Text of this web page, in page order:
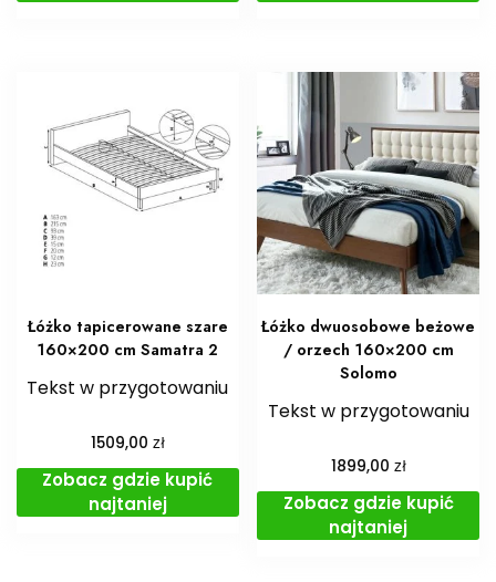
Łóżko tapicerowane szare
160×200 cm Samatra 2
Tekst w przygotowaniu
1509,00 zł
Zobacz gdzie kupić
najtaniej
Łóżko dwuosobowe beżowe
/ orzech 160×200 cm
Solomo
Tekst w przygotowaniu
1899,00 zł
Zobacz gdzie kupić
najtaniej